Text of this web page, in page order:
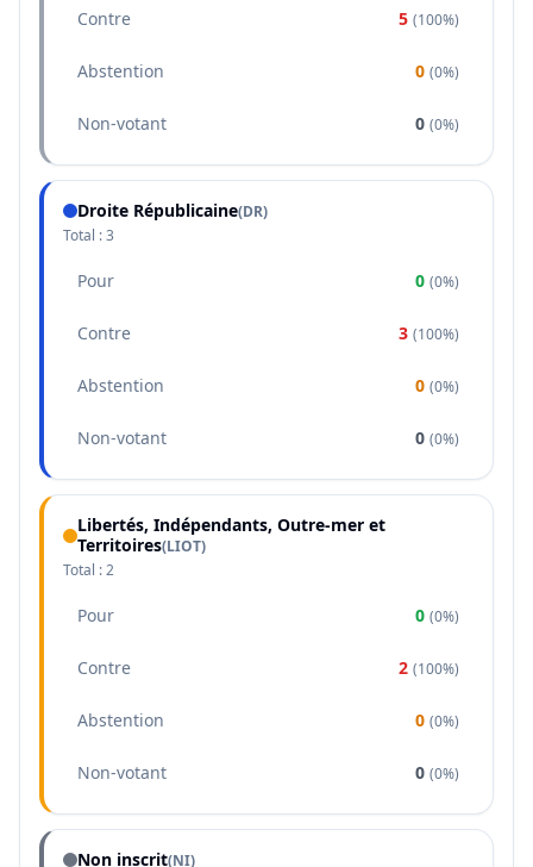
Contre 5 (100%)
Abstention 0 (0%)
Non-votant 0 (0%)
Droite Républicaine(DR)
Total :3
Pour 0 (0%)
Contre 3 (100%)
Abstention 0 (0%)
Non-votant 0 (0%)
Libertés, Indépendants, Outre-mer et
Territoires(LIOT)
Total :2
Pour 0 (0%)
Contre 2 (100%)
Abstention 0 (0%)
Non-votant 0 (0%)
Non inscrit(NI)